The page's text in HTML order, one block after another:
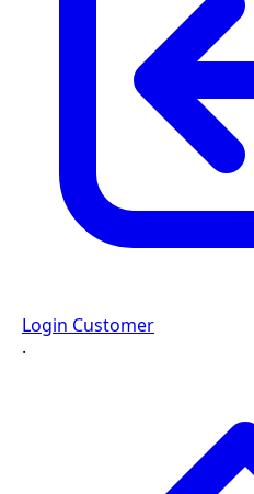
Login Customer
·